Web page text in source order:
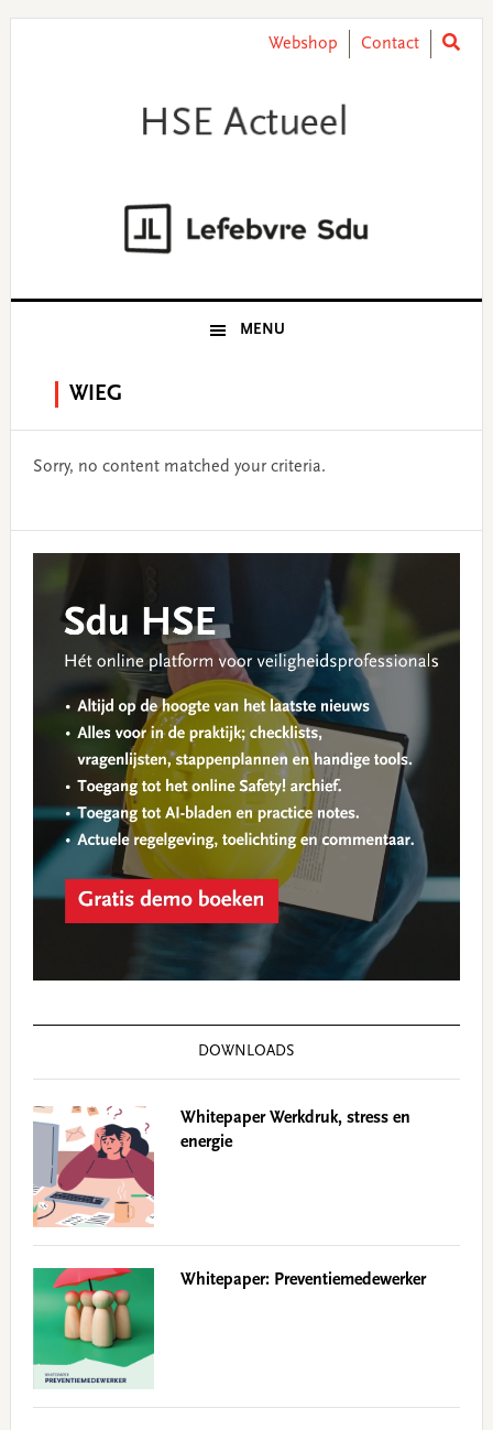
Webshop Contact
MENU
WIEG
Sorry, no content matched your criteria.
Primary
Sidebar
DOWNLOADS
Whitepaper Werkdruk, stress en
energie
Whitepaper: Preventiemedewerker